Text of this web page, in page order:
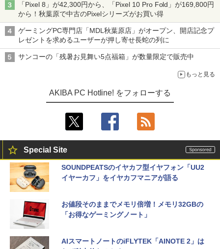
「Pixel 8」が42,300円から、「Pixel 10 Pro Fold」が169,800円
から！秋葉原で中古のPixelシリーズがお買い得
ゲーミングPC専門店「MDL秋葉原店」がオープン、開店記念プ
レゼントを求めるユーザーが押し寄せ長蛇の列に
サンコーの「残暑お見舞い5点福箱」が数量限定で販売中
もっと見る
AKIBA PC Hotline! をフォローする
Special Site
SOUNDPEATSのイヤカフ型イヤフォン「UU2
イヤーカフ」をイヤカフマニアが語る
お値段そのままでメモリ倍増！メモリ32GBの
「お得なゲーミングノート」
AIスマートノートのiFLYTEK「AINOTE 2」は